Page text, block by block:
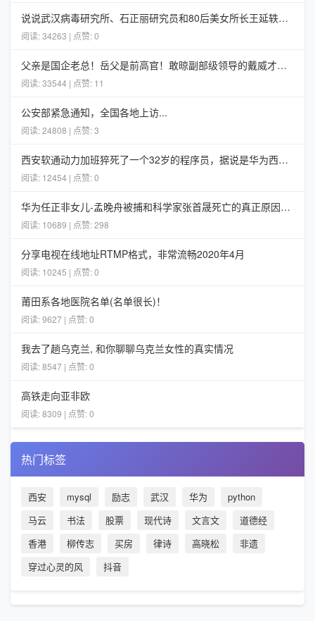
说说武汉病毒研究所、石正丽研究员和80后美女所长王延轶的一些事
阅读: 34263 | 点赞: 0
父亲是国企老总！岳父是前高官！敢晾副部级领导的戴威才不担心ofo
阅读: 33544 | 点赞: 11
公安部紧急通知，全国各地上访...
阅读: 24808 | 点赞: 3
西安软通动力加班猝死了一个32岁的程序员，据说是华为西安5G项目组的
阅读: 12454 | 点赞: 0
华为任正非女儿-孟晚舟被捕和科学家张首晟死亡的真正原因分析
阅读: 10689 | 点赞: 298
分享电视在线地址RTMP格式，非常流畅2020年4月
阅读: 10245 | 点赞: 0
莆田系各地医院名单(名单很长)！
阅读: 9627 | 点赞: 0
我去了趟乌克兰, 和你聊聊乌克兰女性的真实情况
阅读: 8547 | 点赞: 0
高铁走向亚非欧
阅读: 8309 | 点赞: 0
热门标签
西安 mysql 励志 武汉 华为
python
马云
书法 股票 现代诗 文言文
道德经
香港
柳传志 买房 律诗 高晓松
非遗
穿过心灵的风
抖音